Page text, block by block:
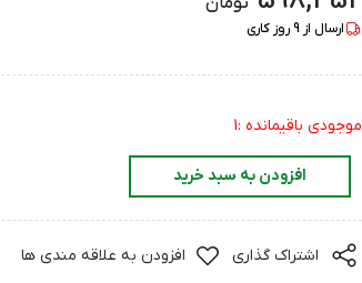
ارسال از 9روز کاری
موجودی باقیمانده :1
افزودن به سبد خرید
اشتراک گذاری افزودن به علاقه مندی ها